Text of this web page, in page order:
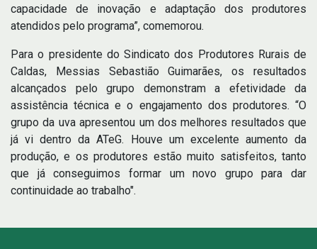
capacidade de inovação e adaptação dos produtores
atendidos pelo programa”, comemorou.
Para o presidente do Sindicato dos Produtores Rurais de
Caldas, Messias Sebastião Guimarães, os resultados
alcançados pelo grupo demonstram a efetividade da
assistência técnica e o engajamento dos produtores. “O
grupo da uva apresentou um dos melhores resultados que
já vi dentro da ATeG. Houve um excelente aumento da
produção, e os produtores estão muito satisfeitos, tanto
que já conseguimos formar um novo grupo para dar
continuidade ao trabalho".